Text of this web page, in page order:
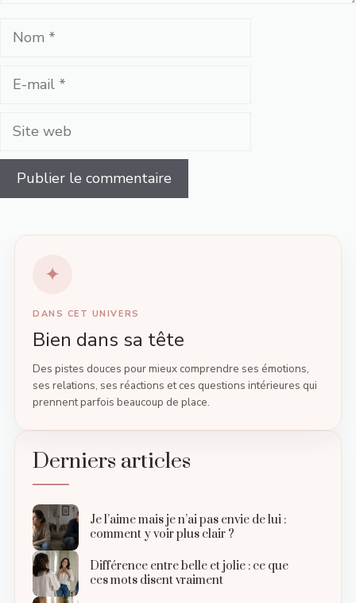
Nom
Site
DANS CET UNIVERS
Bien dans sa tête
Des pistes douces pour mieux comprendre ses émotions,
ses relations, ses réactions et ces questions intérieures qui
prennent parfois beaucoup de place.
Derniers articles
Je l’aime mais je n’ai pas envie de lui :
comment y voir plus clair ?
Différence entre belle et jolie : ce que
ces mots disent vraiment